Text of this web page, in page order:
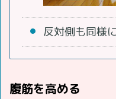
反対側も同様に
腹筋を高める